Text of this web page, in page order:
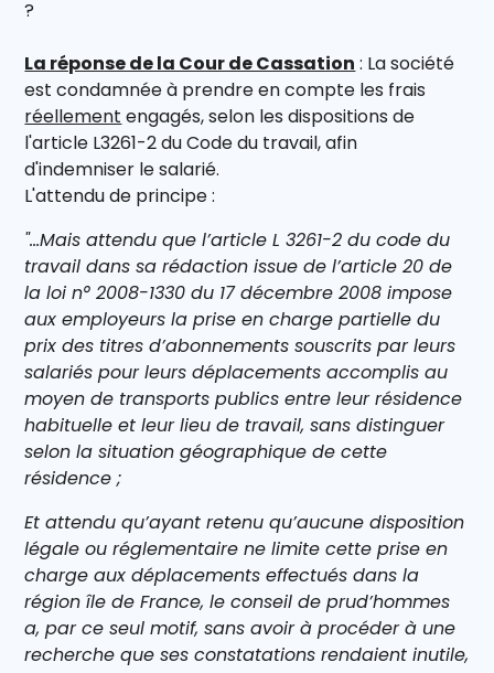
?
La réponse de la Cour de Cassation : La société
est condamnée à prendre en compte les frais
réellement engagés, selon les dispositions de
l'article L3261-2 du Code du travail, afin
d'indemniser le salarié.
L'attendu de principe :
"...Mais attendu que l’article L 3261-2 du code du
travail dans sa rédaction issue de l’article 20 de
la loi n° 2008-1330 du 17 décembre 2008 impose
aux employeurs la prise en charge partielle du
prix des titres d’abonnements souscrits par leurs
salariés pour leurs déplacements accomplis au
moyen de transports publics entre leur résidence
habituelle et leur lieu de travail, sans distinguer
selon la situation géographique de cette
résidence ;
Et attendu qu’ayant retenu qu’aucune disposition
légale ou réglementaire ne limite cette prise en
charge aux déplacements effectués dans la
région île de France, le conseil de prud’hommes
a, par ce seul motif, sans avoir à procéder à une
recherche que ses constatations rendaient inutile,